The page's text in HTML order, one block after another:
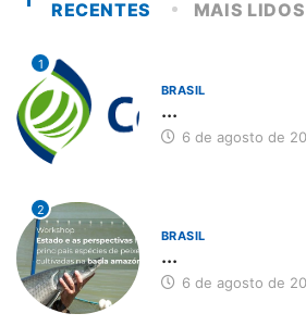
RECENTES MAIS LIDOS
1
BRASIL
...
6 de agosto de
2
BRASIL
...
6 de agosto de